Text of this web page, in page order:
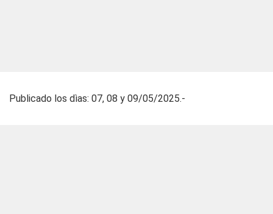
Publicado los dìas: 07, 08 y 09/05/2025.-